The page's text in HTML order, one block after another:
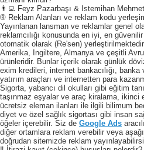
👨‍💻 Feyz Pazarbaşı & Istemihan
® Reklam Alanları ve reklam kodu
Yayınlanan lansman ve reklamlar genel
reklamcılığı konusunda en iyi, en
otomatik olarak (Re'sen)
Amerika, Ingiltere, Almanya ve çeşitli
ürünleridir. Bunlar içerik olarak günlük
exim kredileri, internet bankacılığı, banka
yatırım araçları ve internetten para
Sigorta, yabancı dil okulları gibi eğitim
taşınmaz eşyalar ve araç kiralama, ikinci
ücretsiz eleman ilanları ile ilgili bilimum
diyet ve özel sağlık sigortası gibi insan
öğeler içerebilir. Siz de Google Ads
diğer ortamlara reklam verebilir veya
doğrudan sitemizde reklam